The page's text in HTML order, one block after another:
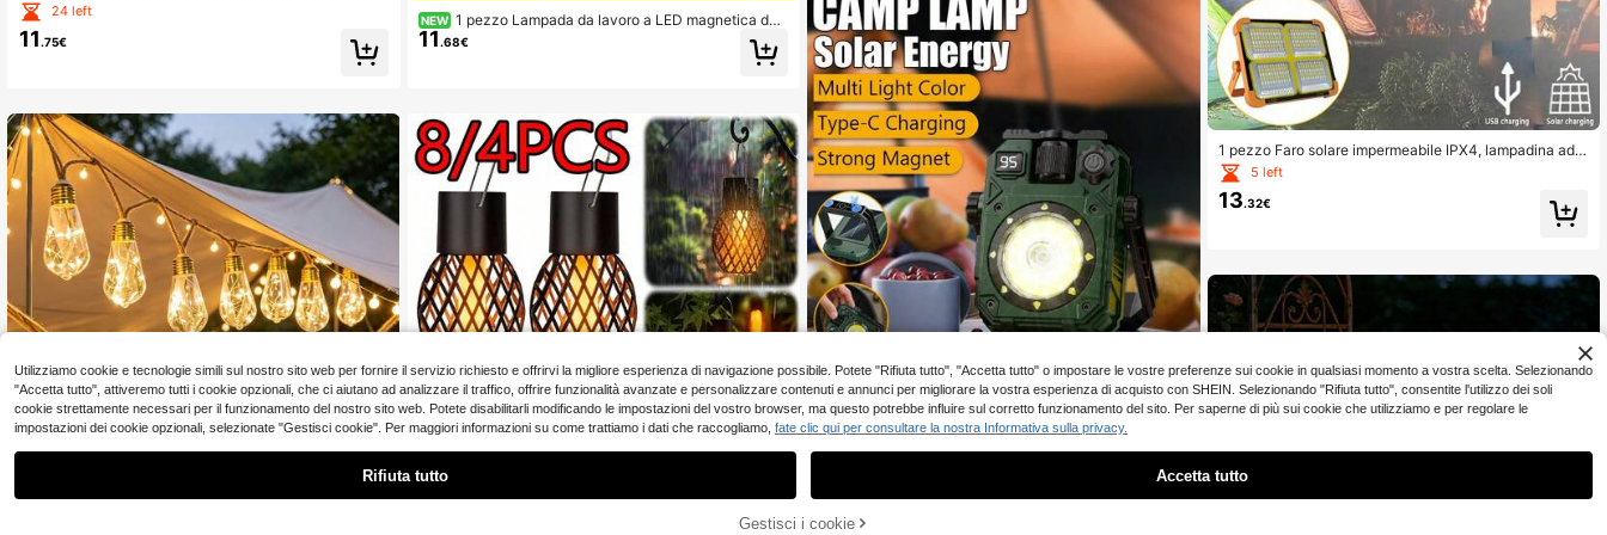
4.86
1.2K Follower
4.86
1.2K Follower
endere alla tenda, Display digitale della batteria, Ricari
cabile Type-C, Impermeabile, Lanterna da esterno, Ada
tta per campeggio, pesca, giardino, barbecue, emergen
24 left
11 .75€
NEW 1 pezzo Lampada da lavoro a LED magnetica da
3000LM, lampada da lavoro ricaricabile per meccanici
con 4 modalità di luce, lampada di ispezione sottocofa
no impermeabile e antiurto, gancio e magnete rotanti a
11.68€
NEW Nuova luce da campeggio a LED ricaricabile USB,
lampada da lavoro multifunzionale magnetica COB per
uso esterno
9 left
10.78€
1 pezzo Faro solare impermeabile IPX4, lampadina ad a
lta luminosità, ricarica doppia Tipo-C/solare, 5 livelli di
regolazione, lunga durata della batteria, adatto per esc
ursioni all'aperto, campeggio, uscite notturne, illuminaz
ione di casa, giardino e cortile, ecc. Accessorio di illumi
5 left
13.32€
AGGIUNGI AL CARRELLO
Utilizziamo cookie e tecnologie simili sul nostro sito web per fornire il servizio richiesto e offrirvi la migliore esperienza di navigazione possibile. Potete "Rifiuta tutto", "Accetta tutto" o impostare le vostre preferenze sui cookie in qualsiasi momento a vostra scelta. Selezionando
"Accetta tutto", attiveremo tutti i cookie opzionali, che ci aiutano ad analizzare il traffico, offrire funzionalità avanzate e personalizzare contenuti e annunci per migliorare la vostra esperienza di acquisto con SHEIN. Selezionando "Rifiuta tutto", consentite l'utilizzo dei soli
cookie strettamente necessari per il funzionamento del nostro sito web. Potete disabilitarli modificando le impostazioni del vostro browser, ma questo potrebbe influire sul corretto funzionamento del sito. Per saperne di più sui cookie che utilizziamo e per regolare le
impostazioni dei cookie opzionali, selezionate "Gestisci cookie". Per maggiori informazioni su come trattiamo i dati che raccogliamo, fate clic qui per consultare la nostra Informativa sulla privacy.
Rifiuta tutto Accetta tutto
Gestisci i cookie